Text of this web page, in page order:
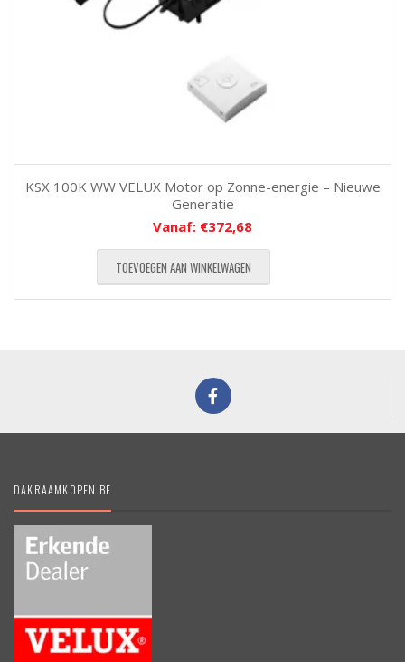
KSX 100K WW VELUX Motor op Zonne-energie – Nieuwe
Generatie
Vanaf: €372,68
TOEVOEGEN AAN WINKELWAGEN
DAKRAAMKOPEN.BE